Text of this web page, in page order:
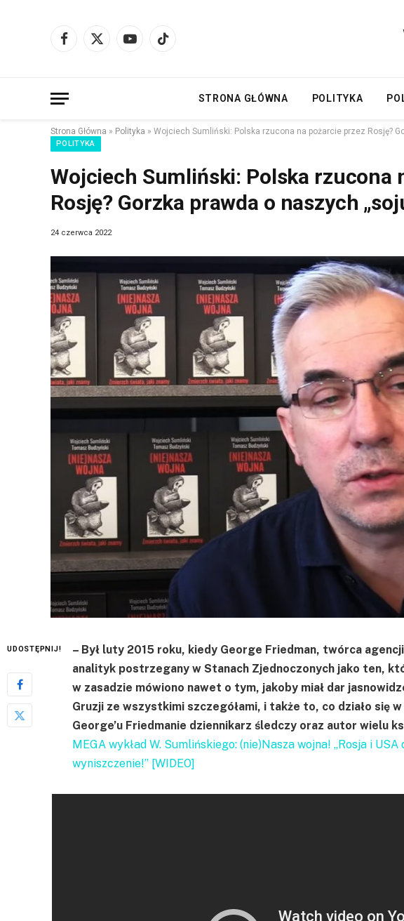
Facebook
X
YouTubeTikTok
STRONA GŁÓWNA POLITYKA
Strona Główna » Polityka » Wojciech Sumliński: Polska rzucona na pożarcie przez Rosję?
POLITYKA
Wojciech Sumliński: Polska rzucona
Rosję? Gorzka prawda o naszych
24 czerwca 2022
UDOSTĘPNIJ!
– Był luty 2015 roku, kiedy George Friedman, twórca
analityk postrzegany w Stanach Zjednoczonych jako ten,
w zasadzie mówiono nawet o tym, jakoby miał dar
Gruzji ze wszystkimi szczegółami, i także to, co działo się
George’u Friedmanie dziennikarz śledczy oraz autor wielu
MEGA wykład W. Sumlińskiego: (nie)Nasza wojna! „Rosja i
wyniszczenie!” [WIDEO]